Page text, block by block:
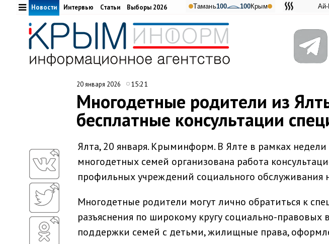
Ай-Петри:
Тамань100 100Крым
Новости Интервью Статьи Выборы 2026
20 января 2026 15:21
Многодетные родители из
бесплатные консультации
Ялта, 20 января. Крыминформ. В Ялте в рамках
многодетных семей организована работа
профильных учреждений социального обслуживания
Многодетные родители могут лично обратиться к
разъяснения по широкому кругу социально-правовых
поддержки семей с детьми, жилищные права,